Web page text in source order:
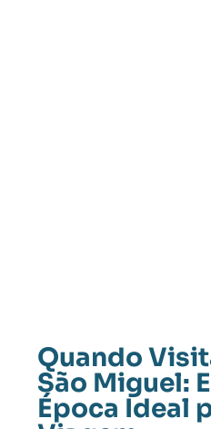
Quando
São Miguel:
Época Ideal